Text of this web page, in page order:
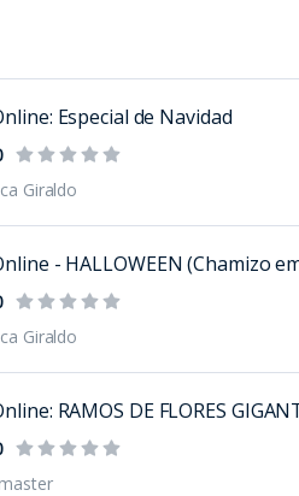
Especial de Navidad
Giraldo
- HALLOWEEN (Chamizo
Giraldo
RAMOS DE FLORES